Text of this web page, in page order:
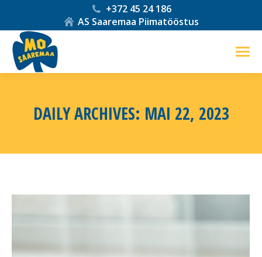
+372 45 24 186
AS Saaremaa Piimatööstus
DAILY ARCHIVES: MAI 22, 2023